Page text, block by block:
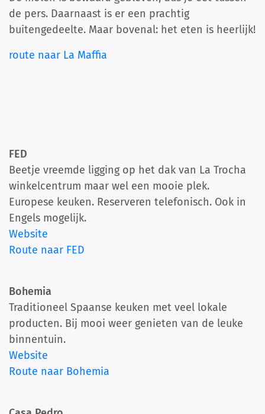
de pers. Daarnaast is er een prachtig
buitengedeelte. Maar bovenal: het eten is heerlijk!
route naar La Maffia
FED
Beetje vreemde ligging op het dak van La Trocha
winkelcentrum maar wel een mooie plek.
Europese keuken. Reserveren telefonisch. Ook in
Engels mogelijk.
Website
Route naar FED
Bohemia
Traditioneel Spaanse keuken met veel lokale
producten. Bij mooi weer genieten van de leuke
binnentuin.
Website
Route naar Bohemia